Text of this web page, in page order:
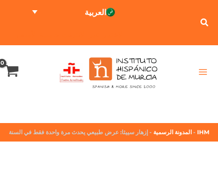
العربية
IHM
-المدونة الرسمية-إزهار سييثا: عرض طبيعي يحدث مرة واحدة فقط في السنة